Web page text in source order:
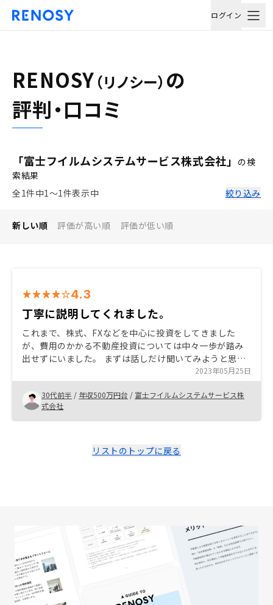
ログイン
RENOSY （リノシー） の
評判・口コミ
「富士フイルムシステムサービス株式会社」 の検
索結果
全1件中1〜1件表示中
絞り込み
新しい順 評価が高い順 評価が低い順
4.3
丁寧に説明してくれました。
これまで、株式、FXなどを中心に投資をしてきました
が、費用のかかる不動産投資については中々一歩が踏み
出せずにいました。 まずは話しだけ聞いてみようと思い
営業担当の方とお話しをしました。どのようなリスク、
メリットがあるか、不動産投資の疑問などなどをひたす
ら質問し自分の中で腑に落ちたので購入を決めました。
不動産投資は知識ゼロでできるほど簡単ではないと思う
ので、不動産投資とはどのような投資商品なのかはある
お話しするのが良いと思います。
2023年05月25日
30代前半 / 年収500万円台 / 富士フイルムシステムサービス株
式会社
リストのトップに戻る